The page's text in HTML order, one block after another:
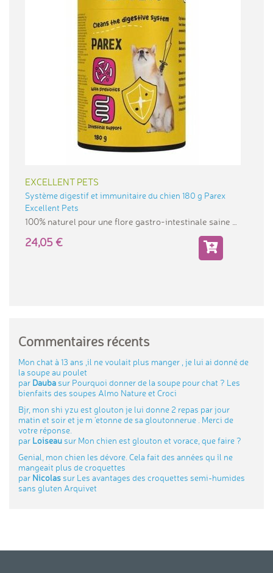
EXCELLENT PETS
Système digestif et immunitaire du chien 180 g Parex
Excellent Pets
100% naturel pour une flore gastro-intestinale saine
24,05
Commentaires récents
Mon chat à 13 ans ,il ne voulait plus manger , je lui ai donné de
la soupe au poulet
par Dauba sur Pourquoi donner de la soupe pour chat ? Les
bienfaits des soupes Almo Nature et Croci
Bjr, mon shi yzu est glouton je lui donne 2 repas par jour
matin et soir et je m 'etonne de sa gloutonnerue . Merci de
votre réponse.
par Loiseau sur Mon chien est glouton et vorace, que faire ?
Genial, mon chien les dévore. Cela fait des années qu ´il ne
mangeait plus de croquettes
par Nicolas sur Les avantages des croquettes semi-humides
sans gluten Arquivet